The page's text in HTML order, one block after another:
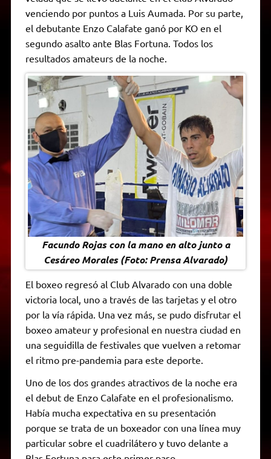
p
p
a
m
r
o
k
g
e
n
k
F
r
i
n
d
l
y
venciendo por puntos a Luis Aumada. Por su parte,
el debutante Enzo Calafate ganó por KO en el
segundo asalto ante Blas Fortuna. Todos los
resultados amateurs de la noche.
Facundo Rojas con la mano en alto junto a
Cesáreo Morales (Foto: Prensa Alvarado)
El boxeo regresó al Club Alvarado con una doble
victoria local, uno a través de las tarjetas y el otro
por la vía rápida. Una vez más, se pudo disfrutar el
boxeo amateur y profesional en nuestra ciudad en
una seguidilla de festivales que vuelven a retomar
el ritmo pre-pandemia para este deporte.
Uno de los dos grandes atractivos de la noche era
el debut de Enzo Calafate en el profesionalismo.
Había mucha expectativa en su presentación
porque se trata de un boxeador con una línea muy
particular sobre el cuadrilátero y tuvo delante a